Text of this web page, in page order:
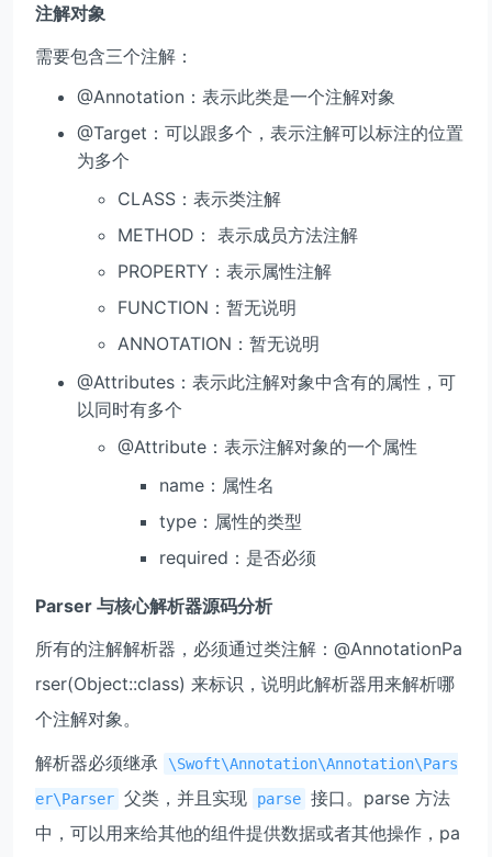
注解对象
需要包含三个注解：
@Annotation：表示此类是一个注解对象
@Target：可以跟多个，表示注解可以标注的位置
为多个
CLASS：表示类注解
METHOD： 表示成员方法注解
PROPERTY：表示属性注解
FUNCTION：暂无说明
ANNOTATION：暂无说明
@Attributes：表示此注解对象中含有的属性，可
以同时有多个
@Attribute：表示注解对象的一个属性
name：属性名
type：属性的类型
required：是否必须
Parser 与核心解析器源码分析
所有的注解解析器，必须通过类注解：@AnnotationPa
rser(Object::class) 来标识，说明此解析器用来解析哪
个注解对象。
解析器必须继承
\Swoft\Annotation\Annotation\Pars
er\Parser 父类，并且实现 parse 接口。parse 方法
中，可以用来给其他的组件提供数据或者其他操作，pa